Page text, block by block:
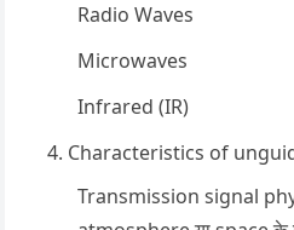
Radio Waves
Microwaves
Infrared (IR)
Characteristics of
Transmission signal